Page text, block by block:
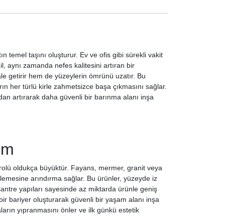
temel taşını oluşturur. Ev ve ofis gibi sürekli vakit
aynı zamanda nefes kalitesini artıran bir
getirir hem de yüzeylerin ömrünü uzatır. Bu
her türlü kirle zahmetsizce başa çıkmasını sağlar.
artırarak daha güvenli bir barınma alanı inşa
oldukça büyüktür. Fayans, mermer, granit veya
arındırma sağlar. Bu ürünler, yüzeyde iz
yapıları sayesinde az miktarda ürünle geniş
bariyer oluşturarak güvenli bir yaşam alanı inşa
yıpranmasını önler ve ilk günkü estetik